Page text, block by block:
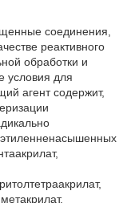
соединения,
реактивного
обработки и
условия для
агент содержит,